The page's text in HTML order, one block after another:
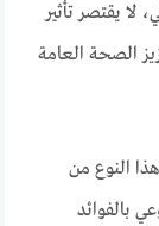
لا يقتصر تأثير
الصحة العامة
هذا النوع من
بالفوائد